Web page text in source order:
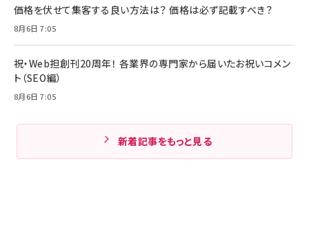
価格を伏せて集客する良い方法は？ 価格は必ず記載すべき？
8月6日 7:05
祝・Web担創刊20周年！ 各業界の専門家から届いたお祝いコメン
ト（SEO編）
8月6日 7:05
新着記事をもっと見る